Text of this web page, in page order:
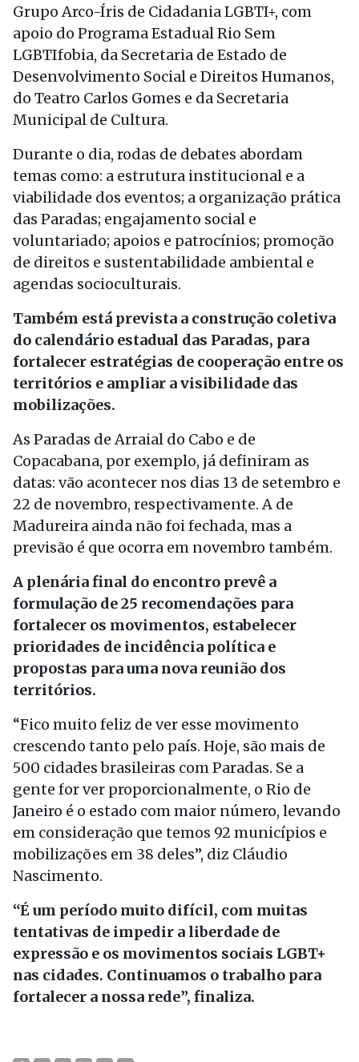
Grupo Arco-Íris de Cidadania LGBTI+, com
apoio do Programa Estadual Rio Sem
LGBTIfobia, da Secretaria de Estado de
Desenvolvimento Social e Direitos Humanos,
do Teatro Carlos Gomes e da Secretaria
Municipal de Cultura.
Durante o dia, rodas de debates abordam
temas como: a estrutura institucional e a
viabilidade dos eventos; a organização prática
das Paradas; engajamento social e
voluntariado; apoios e patrocínios; promoção
de direitos e sustentabilidade ambiental e
agendas socioculturais.
Também está prevista a construção coletiva
do calendário estadual das Paradas, para
fortalecer estratégias de cooperação entre os
territórios e ampliar a visibilidade das
mobilizações.
As Paradas de Arraial do Cabo e de
Copacabana, por exemplo, já definiram as
datas: vão acontecer nos dias 13 de setembro e
22 de novembro, respectivamente. A de
Madureira ainda não foi fechada, mas a
previsão é que ocorra em novembro também.
A plenária final do encontro prevê a
formulação de 25 recomendações para
fortalecer os movimentos, estabelecer
prioridades de incidência política e
propostas para uma nova reunião dos
territórios.
“Fico muito feliz de ver esse movimento
crescendo tanto pelo país. Hoje, são mais de
500 cidades brasileiras com Paradas. Se a
gente for ver proporcionalmente, o Rio de
Janeiro é o estado com maior número, levando
em consideração que temos 92 municípios e
mobilizações em 38 deles”, diz Cláudio
Nascimento.
“É um período muito difícil, com muitas
tentativas de impedir a liberdade de
expressão e os movimentos sociais LGBT+
nas cidades. Continuamos o trabalho para
fortalecer a nossa rede”, finaliza.